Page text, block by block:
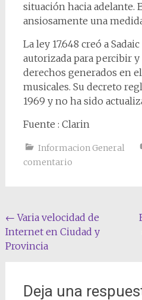
situación hacia adelante.
ansiosamente una
La ley 17.648 creó a
autorizada para percibir
derechos generados en
musicales. Su decreto
1969 y no ha sido
Fuente : Clarin
Informacion General
comentario
Navegación
de
← Varia velocidad de
Internet en Ciudad y
Provincia
Deja una